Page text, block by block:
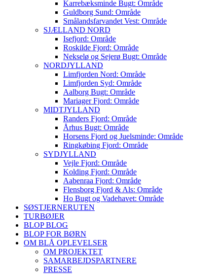
Karrebæksminde Bugt: Område
Guldborg Sund: Område
Smålandsfarvandet Vest: Område
SJÆLLAND NORD
Isefjord: Område
Roskilde Fjord: Område
Nekselø og Sejerø Bugt: Område
NORDJYLLAND
Limfjorden Nord: Område
Limfjorden Syd: Område
Aalborg Bugt: Område
Mariager Fjord: Område
MIDTJYLLAND
Randers Fjord: Område
Århus Bugt: Område
Horsens Fjord og Juelsminde: Område
Ringkøbing Fjord: Område
SYDJYLLAND
Vejle Fjord: Område
Kolding Fjord: Område
Aabenraa Fjord: Område
Flensborg Fjord & Als: Område
Ho Bugt og Vadehavet: Område
SØSTJERNERUTEN
TURBØJER
BLOP BLOG
BLOP FOR BØRN
OM BLÅ OPLEVELSER
OM PROJEKTET
SAMARBEJDSPARTNERE
PRESSE